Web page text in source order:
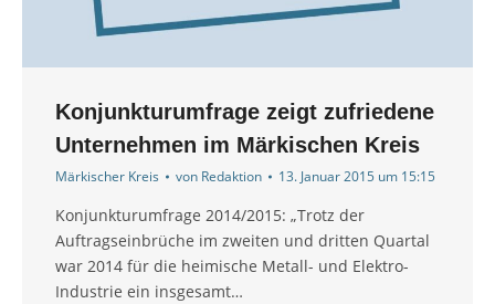
Konjunkturumfrage zeigt zufriedene
Unternehmen im Märkischen Kreis
Märkischer Kreis von Redaktion 13. Januar 2015 um 15:15
Konjunkturumfrage 2014/2015: „Trotz der
Auftragseinbrüche im zweiten und dritten Quartal
war 2014 für die heimische Metall- und Elektro-
Industrie ein insgesamt…